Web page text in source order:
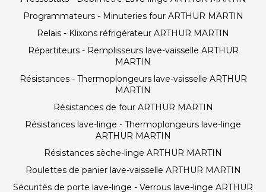
Programmateurs - Minuteries four ARTHUR MARTIN
Relais - Klixons réfrigérateur ARTHUR MARTIN
Répartiteurs - Remplisseurs lave-vaisselle ARTHUR
MARTIN
Résistances - Thermoplongeurs lave-vaisselle ARTHUR
MARTIN
Résistances de four ARTHUR MARTIN
Résistances lave-linge - Thermoplongeurs lave-linge
ARTHUR MARTIN
Résistances sèche-linge ARTHUR MARTIN
Roulettes de panier lave-vaisselle ARTHUR MARTIN
Sécurités de porte lave-linge - Verrous lave-linge ARTHUR